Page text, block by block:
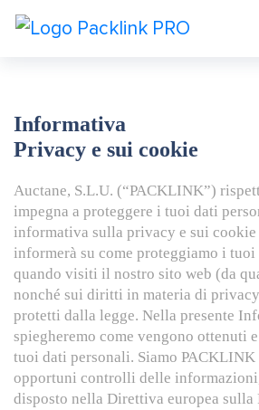
Informativa
Privacy e sui cookie
Auctane, S.L.U. (“PACKLINK”)
impegna a proteggere i tuoi dati
informativa sulla privacy e sui
informerà su come proteggiamo i
quando visiti il nostro sito web (da
nonché sui diritti in materia di privacy
protetti dalla legge. Nella presente
spiegheremo come vengono ottenuti
tuoi dati personali. Siamo
opportuni controlli delle
disposto nella Direttiva europea sulla